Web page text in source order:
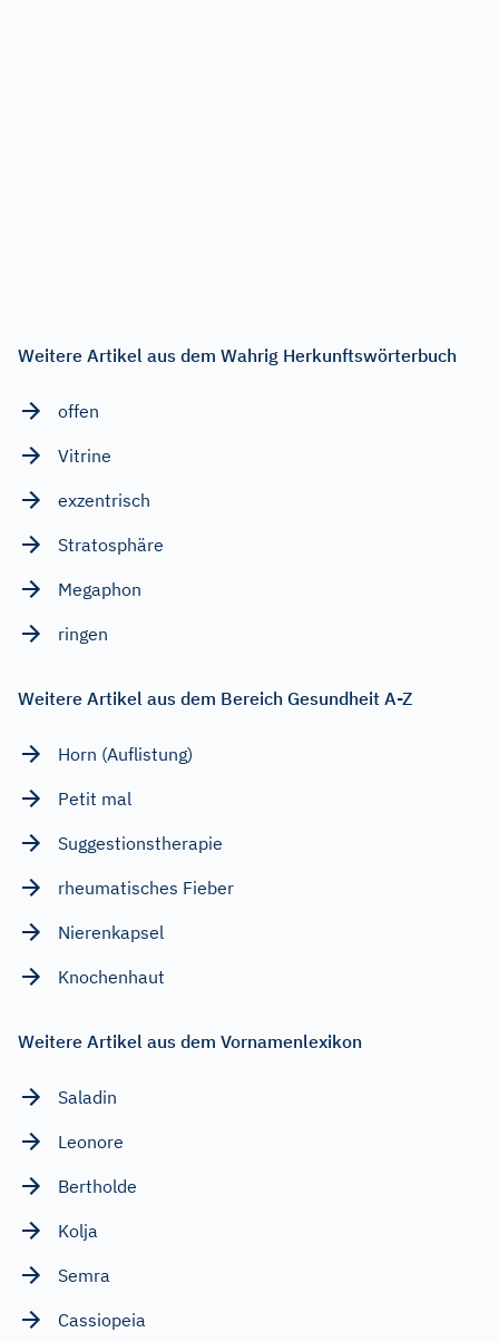
Weitere Artikel aus dem Wahrig Herkunftswörterbuch
offen
Vitrine
exzentrisch
Stratosphäre
Megaphon
ringen
Weitere Artikel aus dem Bereich Gesundheit A-Z
Horn (Auflistung)
Petit mal
Suggestionstherapie
rheumatisches Fieber
Nierenkapsel
Knochenhaut
Weitere Artikel aus dem Vornamenlexikon
Saladin
Leonore
Bertholde
Kolja
Semra
Cassiopeia